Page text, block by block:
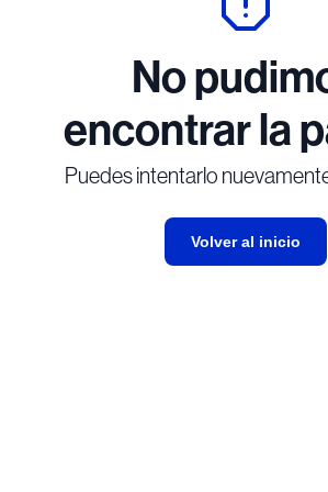
No
encontrar la
Puedes intentarlo
Volver al inicio